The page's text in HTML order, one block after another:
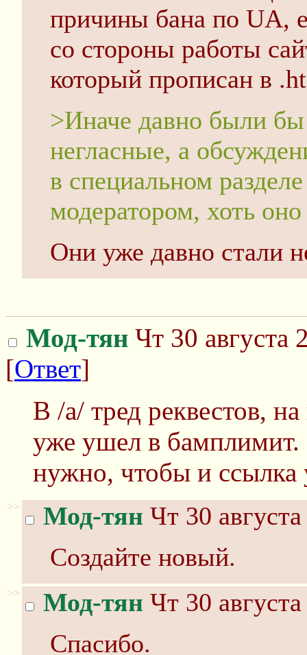
причины бана по UA,
со стороны работы
который прописан в
>Иначе давно были бы
негласные, а
в специальном
модератором, хоть
Они уже давно стали
Мод-тян Чт 30 августа
[Ответ]
В /а/ тред реквестов,
уже ушел в
нужно, чтобы и ссылка
>> Мод-тян Чт 30
Создайте новый.
>> Мод-тян Чт 30
Спасибо.